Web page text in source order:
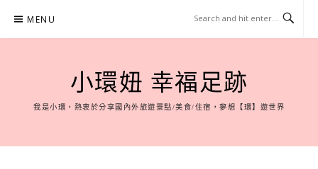
content
MENU
小環妞 幸福足跡
我是小環，熱衷於分享國內外旅遊景點/美食/住宿，夢想【環】遊世界